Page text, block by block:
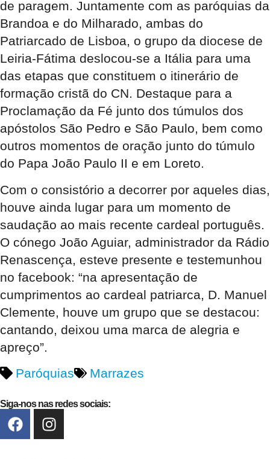
de paragem. Juntamente com as paróquias da
Brandoa e do Milharado, ambas do
Patriarcado de Lisboa, o grupo da diocese de
Leiria-Fátima deslocou-se a Itália para uma
das etapas que constituem o itinerário de
formação cristã do CN. Destaque para a
Proclamação da Fé junto dos túmulos dos
apóstolos São Pedro e São Paulo, bem como
outros momentos de oração junto do túmulo
do Papa João Paulo II e em Loreto.
Com o consistório a decorrer por aqueles dias,
houve ainda lugar para um momento de
saudação ao mais recente cardeal português.
O cónego João Aguiar, administrador da Rádio
Renascença, esteve presente e testemunhou
no facebook: “na apresentação de
cumprimentos ao cardeal patriarca, D. Manuel
Clemente, houve um grupo que se destacou:
cantando, deixou uma marca de alegria e
apreço”.
Paróquias
Marrazes
Siga-nos nas redes sociais: